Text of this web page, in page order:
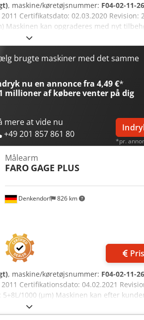
, maskine/køretøjsnummer: F04-02-11-
2011 Certifikatsdato: 02.03.2020 Revision:
Maskinen kan opgraderes med nyt
mulig! Vi udarbejder gerne et
til fagkunder! Chodpfx Aijich H Aj Ija
forbeholdes!)
brugte maskiner med det samme
nu en annonce fra 4,49 €*
millioner af købereventer på dig
mere at vide nu
+49 201 857 861 80
*pr.
Denkendorf 826 km
Målearm
FARO GAGE PLUS
, maskine/køretøjsnummer: F04-02-11-
Certifikationsdato: 04.02.2021
1000 (µm) Maskinen kan efter
Installation og idriftsættelse er muligt!
henvender sig udelukkende til